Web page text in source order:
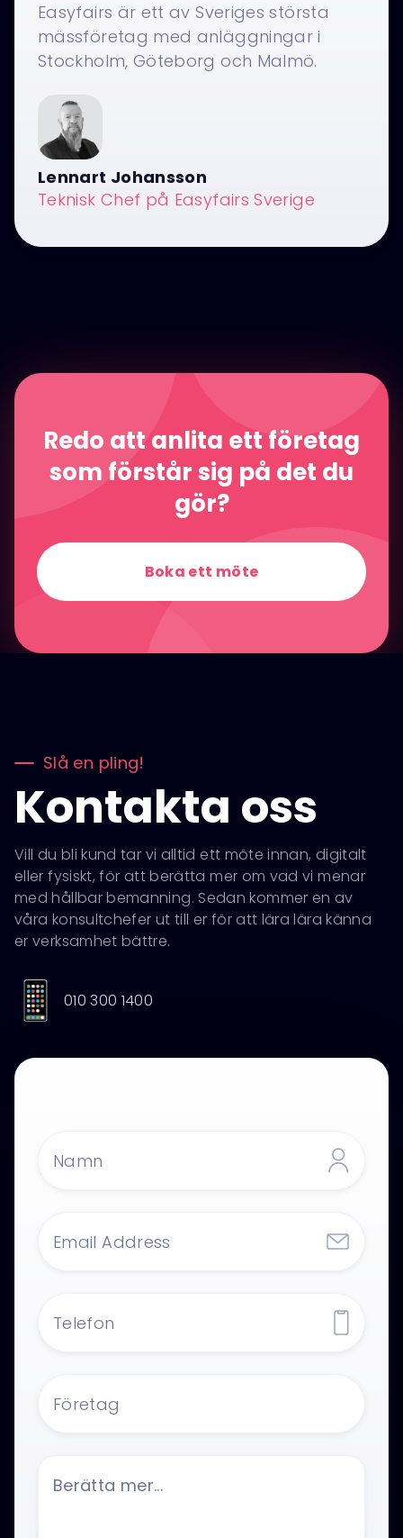
Easyfairs är ett av Sveriges största
mässföretag med anläggningar i
Stockholm, Göteborg och Malmö.
Lennart Johansson
Teknisk Chef på Easyfairs Sverige
Redo att anlita ett företag
som förstår sig på det du
gör?
Boka ett möte
Slå en pling!
Kontakta oss
Vill du bli kund tar vi alltid ett möte innan, digitalt
eller fysiskt, för att berätta mer om vad vi menar
med hållbar bemanning. Sedan kommer en av
våra konsultchefer ut till er för att lära lära känna
er verksamhet bättre.
010 300 1400